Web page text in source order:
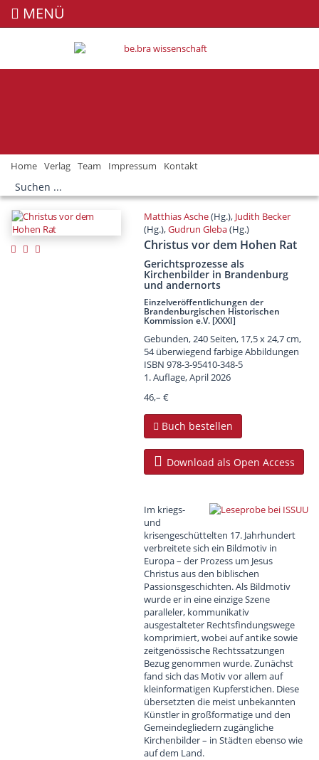
MENÜ
Home Verlag Team Impressum Kontakt
Matthias Asche(Hg.), Judith Becker
(Hg.),Gudrun Gleba(Hg.)
Christus vor dem Hohen Rat
Gerichtsprozesse als
Kirchenbilder in Brandenburg
und andernorts
Einzelveröffentlichungen der
Brandenburgischen Historischen
Kommission e.V. [XXXI]
Gebunden, 240 Seiten, 17,5 x 24,7 cm,
54 überwiegend farbige Abbildungen
ISBN 978-3-95410-348-5
1. Auflage, April 2026
46,– €
Buch bestellen
Download als Open Access
Im kriegs-
und
krisengeschüttelten 17. Jahrhundert
verbreitete sich ein Bildmotiv in
Europa – der Prozess um Jesus
Christus aus den biblischen
Passionsgeschichten. Als Bildmotiv
wurde er in eine einzige Szene
paralleler, kommunikativ
ausgestalteter Rechtsfindungswege
komprimiert, wobei auf antike sowie
zeitgenössische Rechtssatzungen
Bezug genommen wurde. Zunächst
fand sich das Motiv vor allem auf
kleinformatigen Kupferstichen. Diese
übersetzten die meist unbekannten
Künstler in großformatige und den
Gemeindegliedern zugängliche
Kirchenbilder – in Städten ebenso wie
auf dem Land.